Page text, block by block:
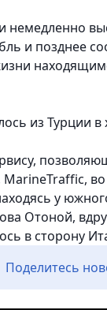
немедленно
и позднее
из Турции в
у
Отоной,
в сторону
Поделитесь